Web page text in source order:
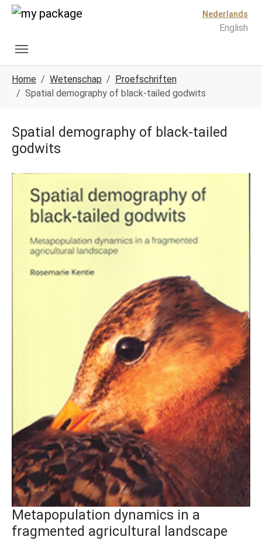
Spring naar hoofd-inhoud
Skip to page footer
Nederlands
English
Home Wetenschap
Proefschriften
Spatial demography of black-tailed godwits
Spatial demography of black-tailed
godwits
Metapopulation dynamics in a
fragmented agricultural landscape